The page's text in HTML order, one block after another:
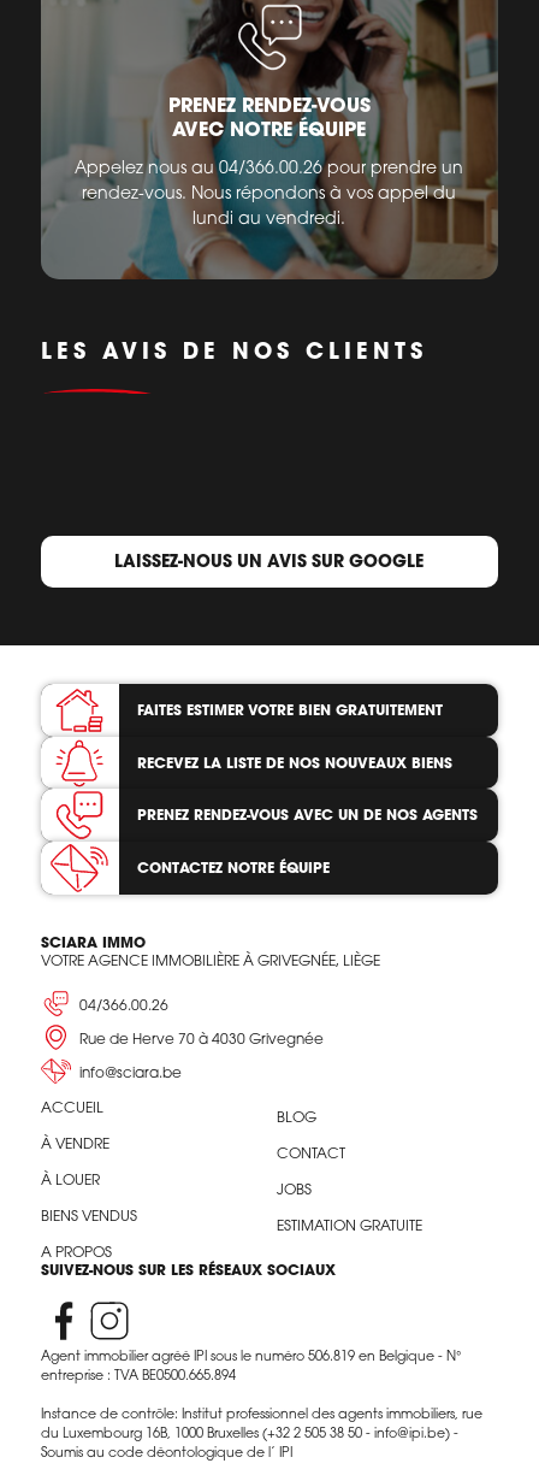
PRENEZ RENDEZ-VOUS
AVEC NOTRE ÉQUIPE
Appelez nous au 04/366.00.26 pour prendre un
rendez-vous. Nous répondons à vos appel du
lundi au vendredi.
LES AVIS DE NOS CLIENTS
LAISSEZ-NOUS UN AVIS SUR GOOGLE
FAITES ESTIMER VOTRE BIEN GRATUITEMENT
RECEVEZ LA LISTE DE NOS NOUVEAUX BIENS
PRENEZ RENDEZ-VOUS AVEC UN DE NOS AGENTS
CONTACTEZ NOTRE ÉQUIPE
SCIARA IMMO
VOTRE AGENCE IMMOBILIÈRE À GRIVEGNÉE, LIÈGE
04/366.00.26
Rue de Herve 70 à 4030 Grivegnée
info@sciara.be
ACCUEIL
À VENDRE
À LOUER
BIENS VENDUS
A PROPOS
BLOG
CONTACT
JOBS
ESTIMATION GRATUITE
SUIVEZ-NOUS SUR LES RÉSEAUX SOCIAUX
Agent immobilier agréé IPI sous le numéro 506.819 en Belgique - N°
entreprise : TVA BE0500.665.894
Instance de contrôle: Institut professionnel des agents immobiliers, rue
du Luxembourg 16B, 1000 Bruxelles (+32 2 505 38 50 - info@ipi.be) -
Soumis au code déontologique de l’ IPI